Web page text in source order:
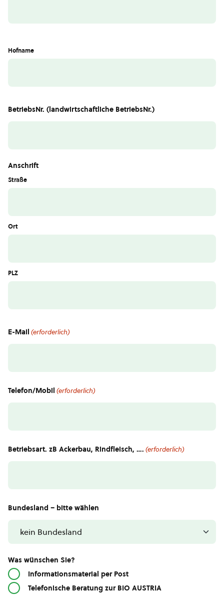
Hofname
BetriebsNr. (landwirtschaftliche BetriebsNr.)
Anschrift
Straße
Ort
PLZ
E-Mail (erforderlich)
Telefon/Mobil (erforderlich)
Betriebsart. zB Ackerbau, Rindfleisch, …. (erforderlich)
Bundesland – bitte wählen
Was wünschen Sie?
Informationsmaterial per Post
Telefonische Beratung zur BIO AUSTRIA